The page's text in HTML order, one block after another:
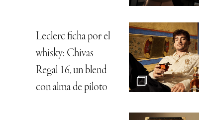
Leclerc ficha por el
whisky: Chivas
Regal 16, un blend
con alma de piloto